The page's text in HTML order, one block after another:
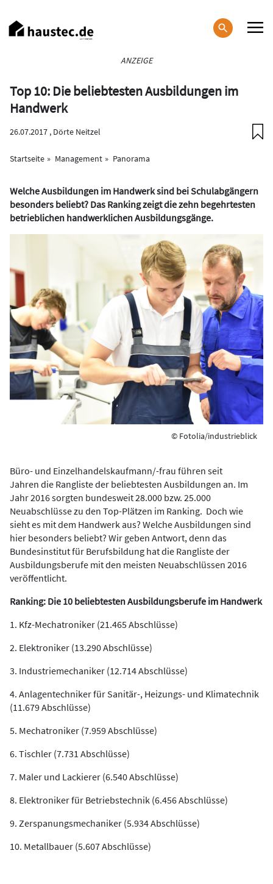
zum
Inhalt
ANZEIGE
Top 10: Die beliebtesten Ausbildungen im
Handwerk
26.07.2017 , Dörte Neitzel
Startseite Management Panorama
Welche Ausbildungen im Handwerk sind bei Schulabgängern
besonders beliebt? Das Ranking zeigt die zehn begehrtesten
betrieblichen handwerklichen Ausbildungsgänge.
© Fotolia/industrieblick
Büro- und Einzelhandelskaufmann/-frau führen seit
Jahren die Rangliste der beliebtesten Ausbildungen an. Im
Jahr 2016 sorgten bundesweit 28.000 bzw. 25.000
Neuabschlüsse zu den Top-Plätzen im Ranking. Doch wie
sieht es mit dem Handwerk aus? Welche Ausbildungen sind
hier besonders beliebt? Wir geben Antwort, denn das
Bundesinstitut für Berufsbildung hat die Rangliste der
Ausbildungsberufe mit den meisten Neuabschlüssen 2016
veröffentlicht.
Ranking: Die 10 beliebtesten Ausbildungsberufe im Handwerk
1. Kfz-Mechatroniker (21.465 Abschlüsse)
2. Elektroniker (13.290 Abschlüsse)
3. Industriemechaniker (12.714 Abschlüsse)
4. Anlagentechniker für Sanitär-, Heizungs- und Klimatechnik
(11.679 Abschlüsse)
5. Mechatroniker (7.959 Abschlüsse)
6. Tischler (7.731 Abschlüsse)
7. Maler und Lackierer (6.540 Abschlüsse)
8. Elektroniker für Betriebstechnik (6.456 Abschlüsse)
9. Zerspanungsmechaniker (5.934 Abschlüsse)
10. Metallbauer (5.607 Abschlüsse)